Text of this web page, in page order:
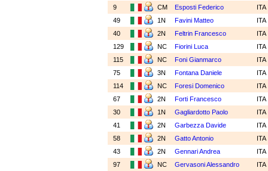
9
CM Esposti Federico
ITA
49
1N Favini Matteo
ITA
40
2N Feltrin Francesco
ITA
129
NC Fiorini Luca
ITA
115
NC Foni Gianmarco
ITA
75
3N Fontana Daniele
ITA
114
NC Foresi Domenico
ITA
67
2N Forti Francesco
ITA
30
1N Gagliardotto Paolo
ITA
41
2N Garbezza Davide
ITA
58
2N Gatto Antonio
ITA
43
2N Gennari Andrea
ITA
97
NC Gervasoni Alessandro
ITA